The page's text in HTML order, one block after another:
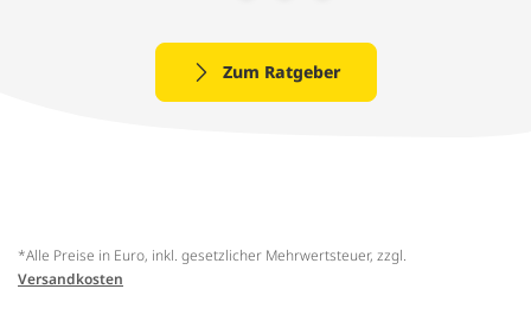
Zum Ratgeber
*Alle Preise in Euro, inkl. gesetzlicher Mehrwertsteuer, zzgl.
Versandkosten